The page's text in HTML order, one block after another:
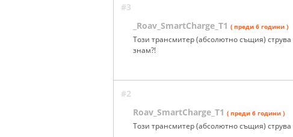
#3
_Roav_SmartCharge_T1 ( преди 6 години )
Този трансмитер (абсолютно същия) струва
знам?!
#2
Roav_SmartCharge_T1 ( преди 6 години )
Този трансмитер (абсолютно същия) струва